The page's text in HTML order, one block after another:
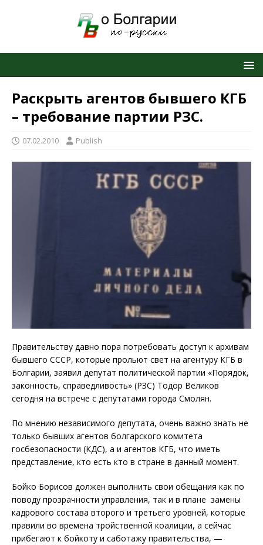
Раскрыть агентов бывшего КГБ
– требование партии РЗС.
07.02.2010 Publish
Правительству давно пора потребовать доступ к архивам
бывшего СССР, которые прольют свет на агентуру КГБ в
Болгарии, заявил депутат политической партии «Порядок,
законность, справедливость» (РЗС) Тодор Великов
сегодня на встрече с депутатами города Смолян.
По мнению независимого депутата, очень важно знать не
только бывших агентов болгарского комитета
госбезопасности (КДС), а и агентов КГБ, что иметь
представление, кто есть кто в стране в данный момент.
Бойко Борисов должен выполнить свои обещания как по
поводу прозрачности управления, так и в плане замены
кадрового состава второго и третьего уровней, которые
правили во времена тройственной коалиции, а сейчас
прибегают к бойкоту и саботажу правительства, —